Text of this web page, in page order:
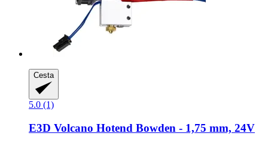
Cesta
5.0 (1)
E3D Volcano Hotend Bowden -​ 1,75 mm, 24V